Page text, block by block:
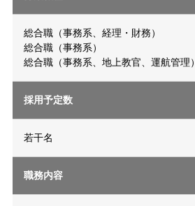
総合職（事務系、経理・財務）
総合職（事務系）
総合職（事務系、地上教官、運航管理）
採用予定数
若干名
職務内容